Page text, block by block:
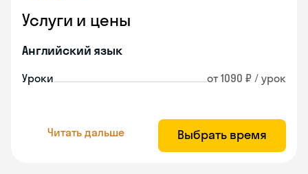
Услуги и цены
Английский язык
Уроки от 1090 ₽ / урок
Читать дальше Выбрать время